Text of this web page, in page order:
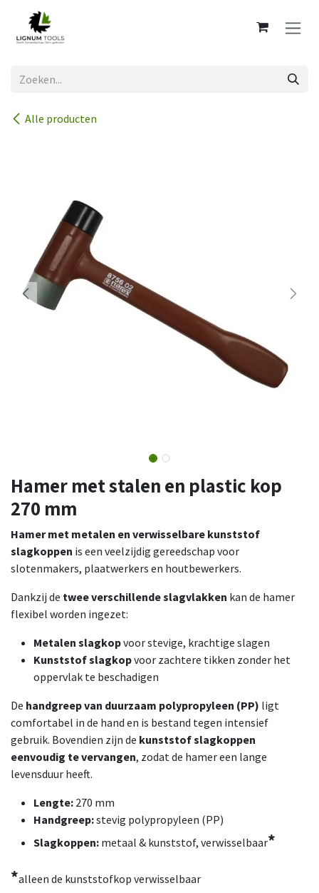
Overslaan naar inhoud
Alle producten
Hamer met stalen en plastic kop
270 mm
Hamer met metalen en verwisselbare kunststof
slagkoppen is een veelzijdig gereedschap voor
slotenmakers, plaatwerkers en houtbewerkers.
Dankzij de twee verschillende slagvlakken kan de hamer
flexibel worden ingezet:
Metalen slagkopvoor stevige, krachtige slagen
Kunststof slagkopvoor zachtere tikken zonder het
oppervlak te beschadigen
De handgreep van duurzaam polypropyleen (PP) ligt
comfortabel in de hand en is bestand tegen intensief
gebruik. Bovendien zijn de kunststof slagkoppen
eenvoudig te vervangen, zodat de hamer een lange
levensduur heeft.
Lengte: 270 mm
Handgreep:stevig polypropyleen (PP)
Slagkoppen: metaal & kunststof, verwisselbaar*
*alleen de kunststofkop verwisselbaar